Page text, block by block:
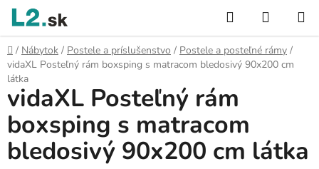
Prejsť
obsah
Hľadať
KOŠÍK
Domov
/ Nábytok / Postele a príslušenstvo / Postele a posteľné rámy /
vidaXL Posteľný rám boxsping s matracom bledosivý 90x200 cm
látka
vidaXL Posteľný rám
boxsping s matracom
bledosivý 90x200 cm látka